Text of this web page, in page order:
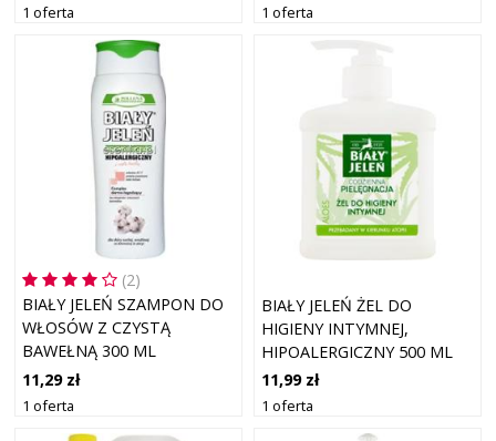
1 oferta 1 oferta
(2)
BIAŁY JELEŃ SZAMPON DO
WŁOSÓW Z CZYSTĄ
BAWEŁNĄ 300 ML
11,29 zł
1 oferta
BIAŁY JELEŃ ŻEL DO
HIGIENY INTYMNEJ,
HIPOALERGICZNY 500 ML
11,99 zł
1 oferta